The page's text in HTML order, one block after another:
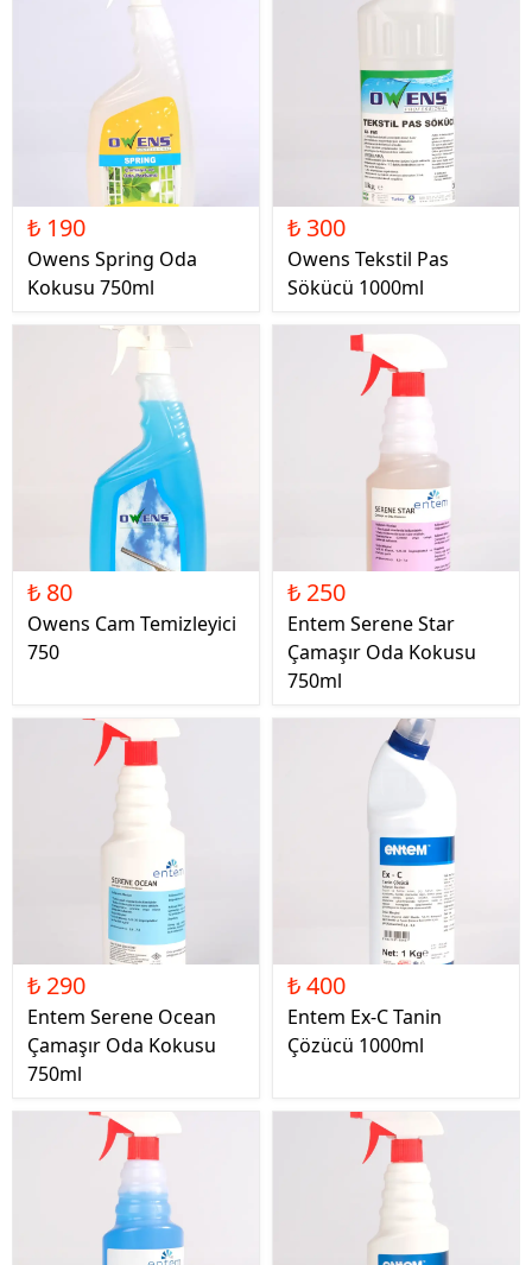
₺ 190
Owens Spring Oda
Kokusu 750ml
₺ 300
Owens Tekstil Pas
Sökücü 1000ml
₺ 80
Owens Cam Temizleyici
750
₺ 250
Entem Serene Star
Çamaşır Oda Kokusu
750ml
₺ 290
Entem Serene Ocean
Çamaşır Oda Kokusu
750ml
₺ 400
Entem Ex-C Tanin
Çözücü 1000ml